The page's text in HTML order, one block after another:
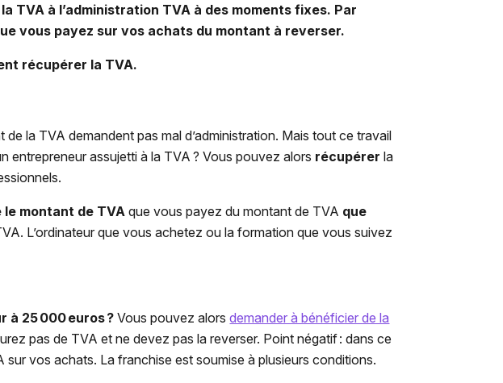
TVA à l’administration TVA à des moments fixes. Par
vous payez sur vos achats du montant à reverser.
récupérer la TVA.
la TVA demandent pas mal d’administration. Mais tout ce travail
entrepreneur assujetti à la TVA ? Vous pouvez alors récupérer la
le montant de TVA que vous payez du montant de TVA que
L’ordinateur que vous achetez ou la formation que vous suivez
à 25 000 euros ?Vous pouvez alorsdemander à bénéficier de la
pas de TVA et ne devez pas la reverser. Point négatif : dans ce
vos achats. La franchise est soumise à plusieurs conditions.